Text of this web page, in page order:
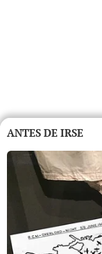
ANTES DE IRSE